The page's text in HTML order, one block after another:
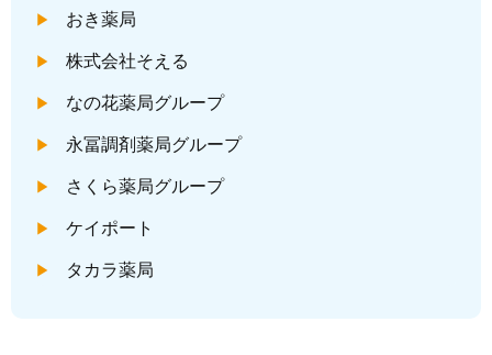
おき薬局
株式会社そえる
なの花薬局グループ
永冨調剤薬局グループ
さくら薬局グループ
ケイポート
タカラ薬局